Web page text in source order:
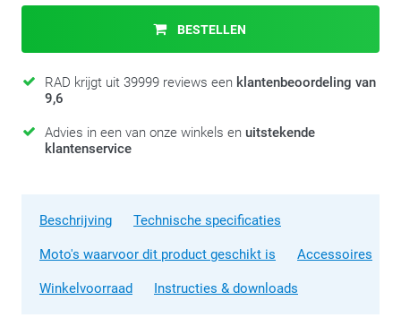
BESTELLEN
RAD krijgt uit 39999 reviews een klantenbeoordeling van
9,6
Advies in een van onze winkels en uitstekende
klantenservice
Beschrijving Technische specificaties
Moto's waarvoor dit product geschikt is Accessoires
Winkelvoorraad Instructies & downloads